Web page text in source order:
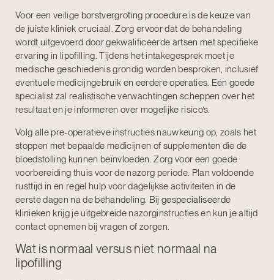
Voor een veilige borstvergroting procedure is de keuze van
de juiste kliniek cruciaal. Zorg ervoor dat de behandeling
wordt uitgevoerd door gekwalificeerde artsen met specifieke
ervaring in lipofilling. Tijdens het intakegesprek moet je
medische geschiedenis grondig worden besproken, inclusief
eventuele medicijngebruik en eerdere operaties. Een goede
specialist zal realistische verwachtingen scheppen over het
resultaat en je informeren over mogelijke risico’s.
Volg alle pre-operatieve instructies nauwkeurig op, zoals het
stoppen met bepaalde medicijnen of supplementen die de
bloedstolling kunnen beïnvloeden. Zorg voor een goede
voorbereiding thuis voor de nazorg periode. Plan voldoende
rusttijd in en regel hulp voor dagelijkse activiteiten in de
eerste dagen na de behandeling. Bij gespecialiseerde
klinieken krijg je uitgebreide nazorginstructies en kun je altijd
contact opnemen bij vragen of zorgen.
Wat is normaal versus niet normaal na
lipofilling